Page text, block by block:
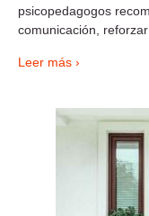
psicopedagogos
comunicación,
Leer más ›